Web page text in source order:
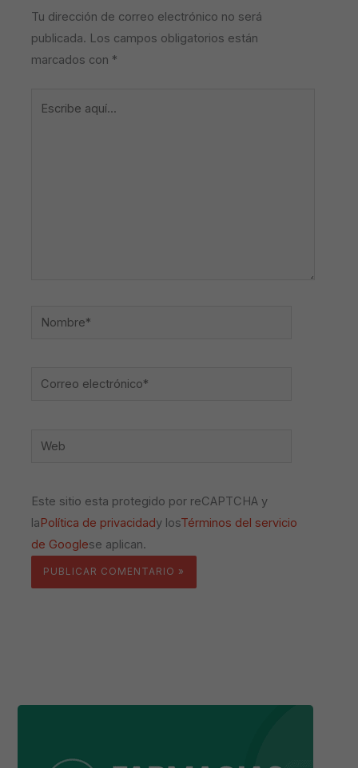
Tu dirección de correo electrónico no será
publicada. Los campos obligatorios están
marcados con *
Nombre*
Correo
Web
Este sitio esta protegido por reCAPTCHA y
laPolítica de privacidady losTérminos del servicio
de Googlese aplican.